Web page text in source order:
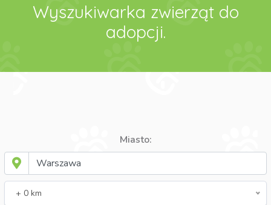
Wyszukiwarka zwierząt do
adopcji.
Miasto:
+ 0 km